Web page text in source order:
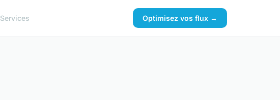
Services Optimisez vos flux →